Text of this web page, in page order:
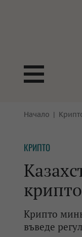
БОРСИ
КРИПТО
БАНКИ
ПАРИТЕ
ЕНЕРГЕТИКА
Начало
КРИПТО
Крипто
въведе